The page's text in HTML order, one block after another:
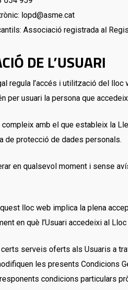
lopd@asme.cat
Associació registrada al
DE L’USUARI
regula l’accés i utilització del lloc
per usuari la persona que
amb el que estableix la
de protecció de dades personals.
en qualsevol moment i sense
lloc web implica la plena
en què l’Usuari accedeixi al Lloc
serveis oferts als Usuaris a
les presents Condicions
condicions particulars